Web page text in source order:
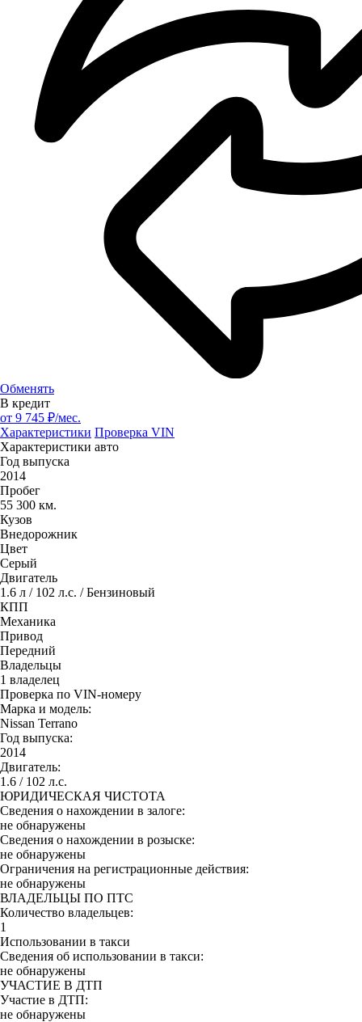
Обменять
В кредит
от 9 745 ₽/мес.
Характеристики Проверка VIN
Характеристики авто
Год выпуска
2014
Пробег
55 300 км.
Кузов
Внедорожник
Цвет
Серый
Двигатель
1.6 л / 102 л.с. / Бензиновый
КПП
Механика
Привод
Передний
Владельцы
1 владелец
Проверка по VIN-номеру
Марка и модель:
Nissan Terrano
Год выпуска:
2014
Двигатель:
1.6 / 102 л.с.
ЮРИДИЧЕСКАЯ ЧИСТОТА
Сведения о нахождении в залоге:
не обнаружены
Сведения о нахождении в розыске:
не обнаружены
Ограничения на регистрационные действия:
не обнаружены
ВЛАДЕЛЬЦЫ ПО ПТС
Количество владельцев:
1
Использовании в такси
Сведения об использовании в такси:
не обнаружены
УЧАСТИЕ В ДТП
Участие в ДТП:
не обнаружены